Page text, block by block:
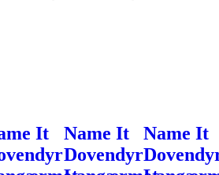
It
Name It
Dovendyr
Name It